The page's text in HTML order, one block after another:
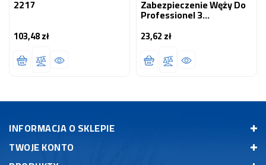
2217
103,48 złCena
Zabezpieczenie Węży Do
Professionel 3
(2080,2180)
23,62 złCena
INFORMACJA O SKLEPIE
TWOJE KONTO